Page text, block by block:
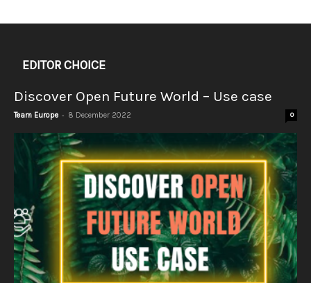
EDITOR CHOICE
Discover Open Future World – Use case
Team Europe - 8 December 2022 0